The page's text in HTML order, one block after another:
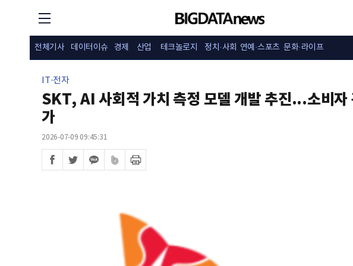
전체기사 데이터이슈 경제 산업 테크놀로지 정치·사회 연예·스포츠 문화·라이프
IT·전자
SKT, AI 사회적 가치 측정 모델 개발 추진...소비자
가
2026-07-09 09:45:31